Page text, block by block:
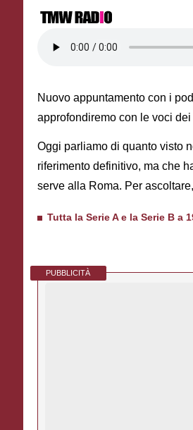
Nuovo appuntamento con i
approfondiremo con le voci
Oggi parliamo di quanto visto
riferimento definitivo, ma che
serve alla Roma. Per
Tutta la Serie A e la Serie B a
PUBBLICITÀ